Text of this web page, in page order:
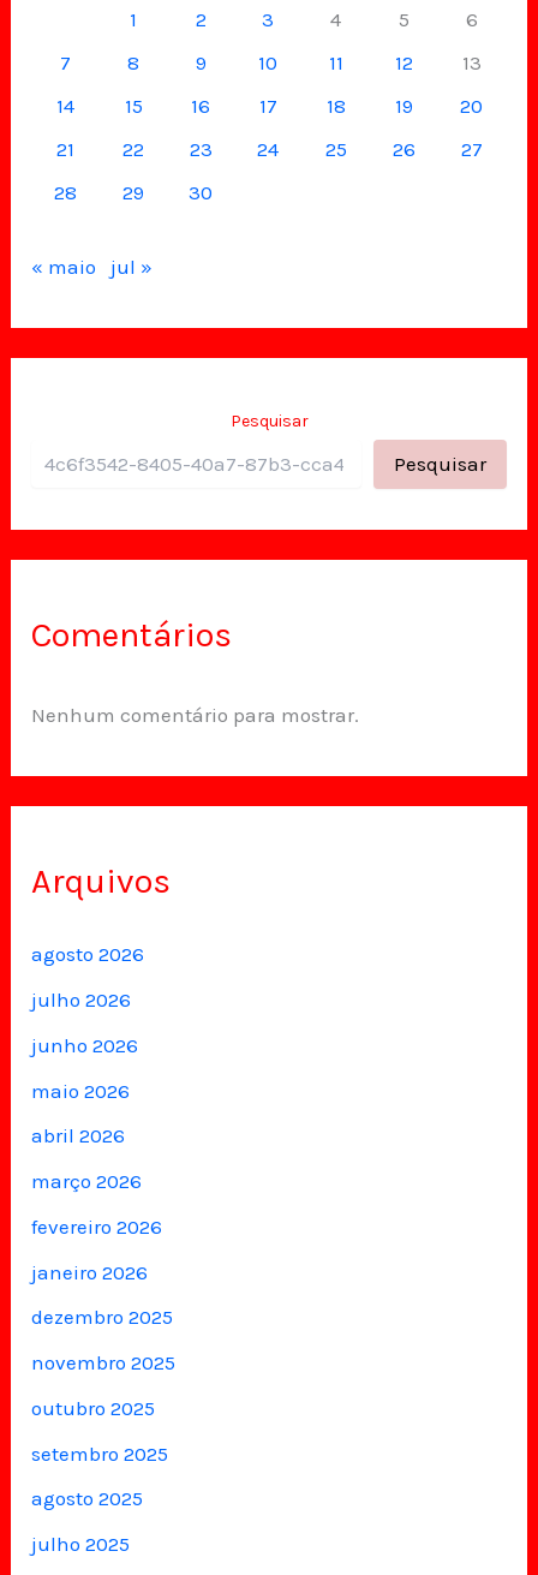
1 2 3 4 5
6
7
8 9 10 11 12
13
14
15 16 17 18 19
20
21
22 23 24 25 26
27
28
29 30
« maio jul »
Pesquisar
Pesquisar
Comentários
Nenhum comentário para mostrar.
Arquivos
agosto 2026
julho 2026
junho 2026
maio 2026
abril 2026
março 2026
fevereiro 2026
janeiro 2026
dezembro 2025
novembro 2025
outubro 2025
setembro 2025
agosto 2025
julho 2025